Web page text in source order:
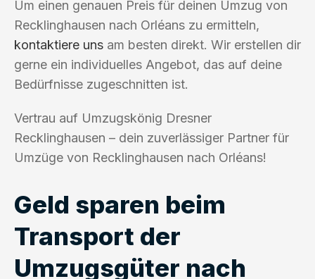
Um einen genauen Preis für deinen Umzug von
Recklinghausen nach Orléans zu ermitteln,
kontaktiere uns am besten direkt. Wir erstellen dir
gerne ein individuelles Angebot, das auf deine
Bedürfnisse zugeschnitten ist.
Vertrau auf Umzugskönig Dresner
Recklinghausen – dein zuverlässiger Partner für
Umzüge von Recklinghausen nach Orléans!
Geld sparen beim
Transport der
Umzugsgüter nach